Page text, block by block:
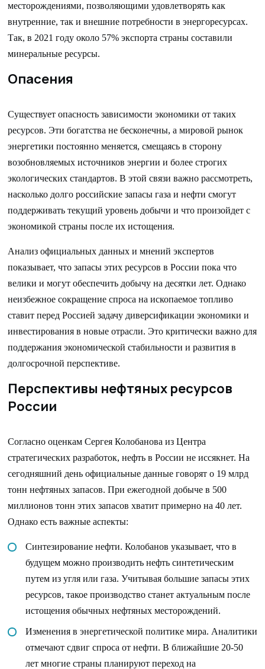
месторождениями, позволяющими удовлетворять как
внутренние, так и внешние потребности в энергоресурсах.
Так, в 2021 году около 57% экспорта страны составили
минеральные ресурсы.
Опасения
Существует опасность зависимости экономики от таких
ресурсов. Эти богатства не бесконечны, а мировой рынок
энергетики постоянно меняется, смещаясь в сторону
возобновляемых источников энергии и более строгих
экологических стандартов. В этой связи важно рассмотреть,
насколько долго российские запасы газа и нефти смогут
поддерживать текущий уровень добычи и что произойдет с
экономикой страны после их истощения.
Анализ официальных данных и мнений экспертов
показывает, что запасы этих ресурсов в России пока что
велики и могут обеспечить добычу на десятки лет. Однако
неизбежное сокращение спроса на ископаемое топливо
ставит перед Россией задачу диверсификации экономики и
инвестирования в новые отрасли. Это критически важно для
поддержания экономической стабильности и развития в
долгосрочной перспективе.
Перспективы нефтяных ресурсов
России
Согласно оценкам Сергея Колобанова из Центра
стратегических разработок, нефть в России не иссякнет. На
сегодняшний день официальные данные говорят о 19 млрд
тонн нефтяных запасов. При ежегодной добыче в 500
миллионов тонн этих запасов хватит примерно на 40 лет.
Однако есть важные аспекты:
Синтезирование нефти. Колобанов указывает, что в
будущем можно производить нефть синтетическим
путем из угля или газа. Учитывая большие запасы этих
ресурсов, такое производство станет актуальным после
истощения обычных нефтяных месторождений.
Изменения в энергетической политике мира. Аналитики
отмечают сдвиг спроса от нефти. В ближайшие 20-50
лет многие страны планируют переход на